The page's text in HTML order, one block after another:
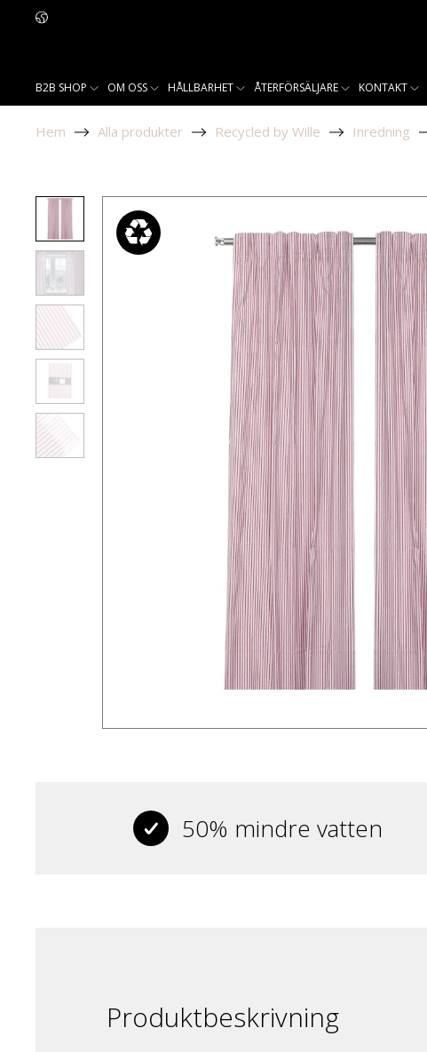
B2B SHOP OM OSS HÅLLBARHET ÅTERFÖRSÄLJARE KONTAKT
Hem Alla produkter Recycled by Wille Inredning
50% mindre vatten
Produktbeskrivning